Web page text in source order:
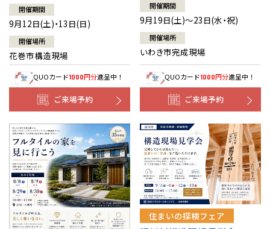
開催期間
9月12日(土)・13日(日)
開催場所
花巻市構造現場
QUOカード1000円分進呈中！
ご来場予約
開催期間
9月19日(土)～23日(水・祝)
開催場所
いわき市完成現場
QUOカード1000円分進呈中！
ご来場予約
住まいの探検フェア